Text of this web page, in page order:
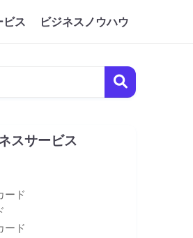
ビス ビジネスノウハウ
スサービス
ード
ード